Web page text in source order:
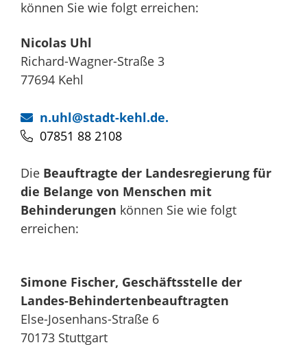
können Sie wie folgt erreichen:
Nicolas Uhl
Richard-Wagner-Straße 3
77694 Kehl
n.uhl@stadt-kehl.de.
07851 88 2108
Die Beauftragte der Landesregierung für
die Belange von Menschen mit
Behinderungen können Sie wie folgt
erreichen:
Simone Fischer, Geschäftsstelle der
Landes-Behindertenbeauftragten
Else-Josenhans-Straße 6
70173 Stuttgart